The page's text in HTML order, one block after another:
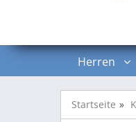
Herren
Startseite